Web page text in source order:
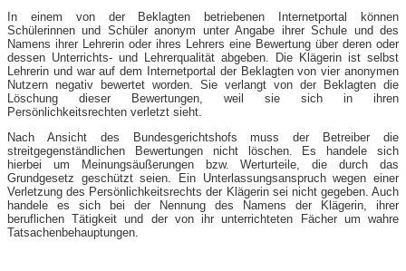
In einem von der Beklagten betriebenen Internetportal können
Schülerinnen und Schüler anonym unter Angabe ihrer Schule und des
Namens ihrer Lehrerin oder ihres Lehrers eine Bewertung über deren oder
dessen Unterrichts- und Lehrerqualität abgeben. Die Klägerin ist selbst
Lehrerin und war auf dem Internetportal der Beklagten von vier anonymen
Nutzern negativ bewertet worden. Sie verlangt von der Beklagten die
Löschung dieser Bewertungen, weil sie sich in ihren
Persönlichkeitsrechten verletzt sieht.
Nach Ansicht des Bundesgerichtshofs muss der Betreiber die
streitgegenständlichen Bewertungen nicht löschen. Es handele sich
hierbei um Meinungsäußerungen bzw. Werturteile, die durch das
Grundgesetz geschützt seien. Ein Unterlassungsanspruch wegen einer
Verletzung des Persönlichkeitsrechts der Klägerin sei nicht gegeben. Auch
handele es sich bei der Nennung des Namens der Klägerin, ihrer
beruflichen Tätigkeit und der von ihr unterrichteten Fächer um wahre
Tatsachenbehauptungen.